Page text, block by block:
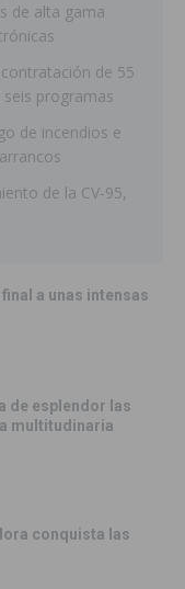
de alta gama
de 55
programas
de incendios e
de la CV-95,
a unas intensas
de esplendor las
multitudinaria
conquista las